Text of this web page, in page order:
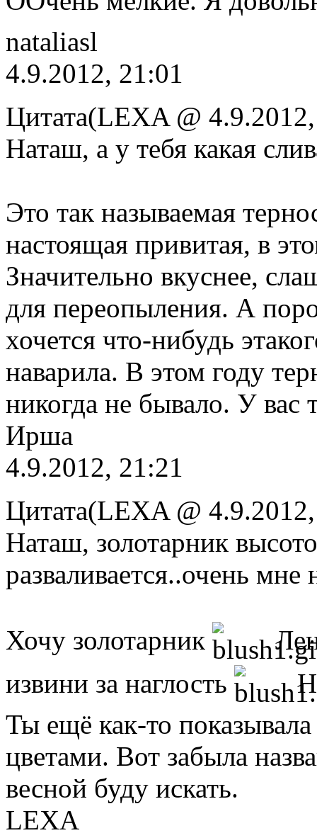
nataliasl
4.9.2012, 21:01
Цитата(LEXA @
Наташ, а у тебя какая
Это так называемая
настоящая привитая, в
Значительно вкуснее,
для переопыления. А
хочется что-нибудь
наварила. В этом году
никогда не бывало. У вас
Ирша
4.9.2012, 21:21
Цитата(LEXA @
Наташ, золотарник
разваливается..очень мне
Хочу золотарник
извини за наглость
Ты ещё как-то
цветами. Вот забыла
весной буду искать.
LEXA